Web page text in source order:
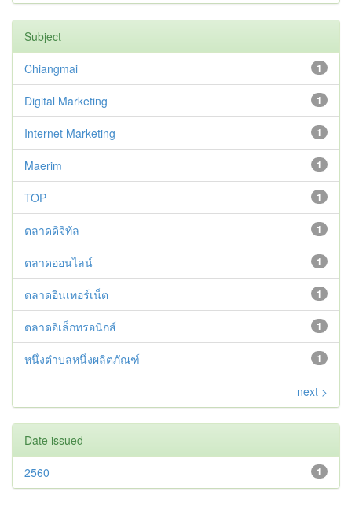
Subject
1
Chiangmai
1
Digital Marketing
1
Internet Marketing
1
Maerim
1
TOP
1
ตลาดดิจิทัล
1
ตลาดออนไลน์
1
ตลาดอินเทอร์เน็ต
1
ตลาดอิเล็กทรอนิกส์
1
หนึ่งตำบลหนึ่งผลิตภัณฑ์
next >
Date issued
1
2560